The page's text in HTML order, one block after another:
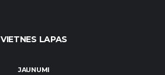
VIETNES LAPAS
JAUNUMI